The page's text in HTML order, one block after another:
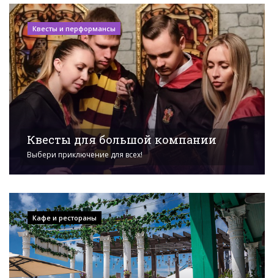
Квесты и перформансы
Квесты для большой компании
Выбери приключение для всех!
Кафе и рестораны